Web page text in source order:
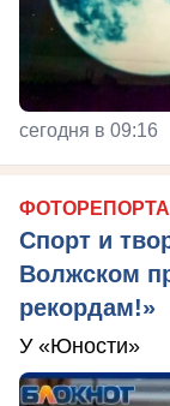
сегодня в 09:16
Спорт и
Волжском
рекордам!»
У «Юности»